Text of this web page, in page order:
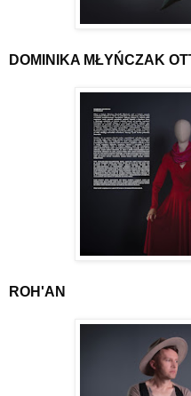
DOMINIKA MŁYŃCZAK
ROH'AN